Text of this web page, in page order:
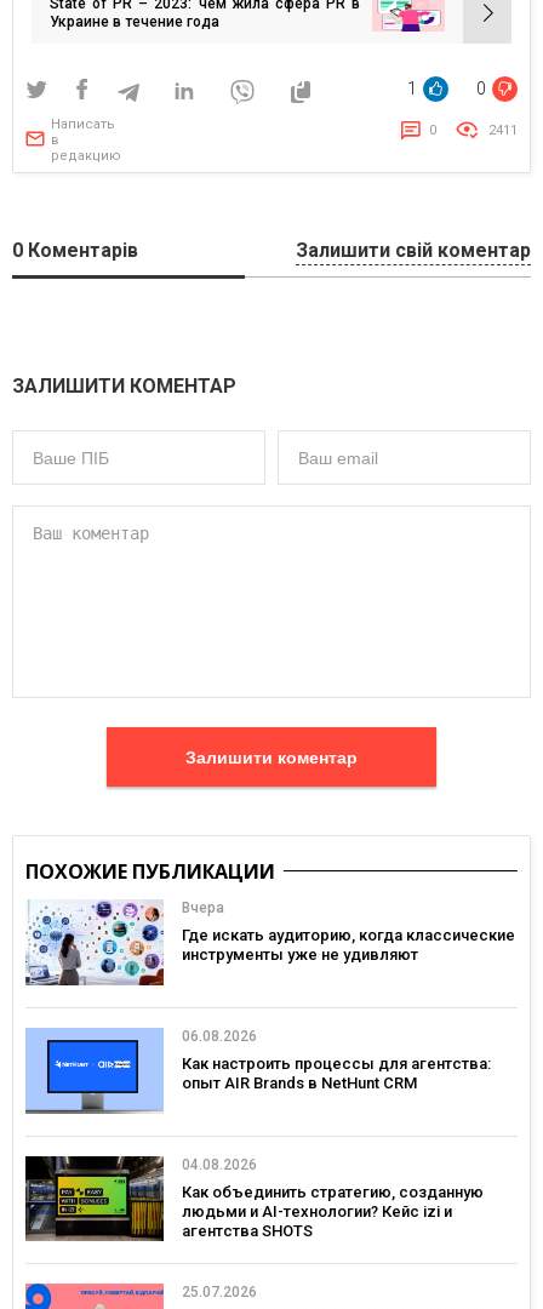
записям
— исследование Gradus Research для Web
Summit
State of PR – 2023: чем жила сфера PR в
Украине в течение года
1 0
Написать
в
редакцию
0 2411
0 Коментарів Залишити свій коментар
ЗАЛИШИТИ КОМЕНТАР
Залишити коментар
ПОХОЖИЕ ПУБЛИКАЦИИ
Вчера
Где искать аудиторию, когда классические
инструменты уже не удивляют
06.08.2026
Как настроить процессы для агентства:
опыт AIR Brands в NetHunt CRM
04.08.2026
Как объединить стратегию, созданную
людьми и AI-технологии? Кейс izi и
агентства SHOTS
25.07.2026